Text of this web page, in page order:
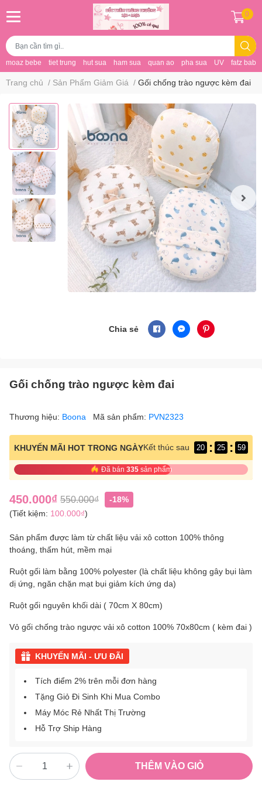
moaz bebe tiet trung hut sua ham sua quan ao pha sua UV fatz baby
0
Trang chủ / Sản Phẩm Giảm Giá / Gối chống trào ngược kèm đai
Chia sẻ
Gối chống trào ngược kèm đai
Thương hiệu: Boona Mã sản phẩm: PVN2323
KHUYẾN MÃI HOT TRONG NGÀYKết thúc sau 20 : 25 : 58
Đã bán 335 sản phẩm
450.000₫ 550.000₫
-18%
(Tiết kiệm: 100.000₫)
Sản phẩm được làm từ chất liệu vải xô cotton 100% thông
thoáng, thấm hút, mềm mại
Ruột gối làm bằng 100% polyester (là chất liệu không gây bụi làm
dị ứng, ngăn chặn mạt bụi giảm kích ứng da)
Ruột gối nguyên khối dài ( 70cm X 80cm)
Vỏ gối chống trào ngược vải xô cotton 100% 70x80cm ( kèm đai )
KHUYẾN MÃI - ƯU ĐÃI
Tích điểm 2% trên mỗi đơn hàng
Tặng Giỏ Đi Sinh Khi Mua Combo
Máy Móc Rẻ Nhất Thị Trường
Hỗ Trợ Ship Hàng
THÊM VÀO GIỎ